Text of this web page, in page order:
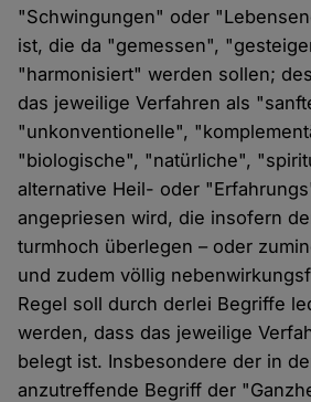
"Schwingungen" oder
ist, die da "gemessen",
"harmonisiert" werden sollen;
das jeweilige Verfahren als
"unkonventionelle",
"biologische", "natürliche",
alternative Heil- oder
angepriesen wird, die insofern
turmhoch überlegen – oder
und zudem völlig
Regel soll durch derlei Begriffe
werden, dass das jeweilige
belegt ist. Insbesondere der in
anzutreffende Begriff der